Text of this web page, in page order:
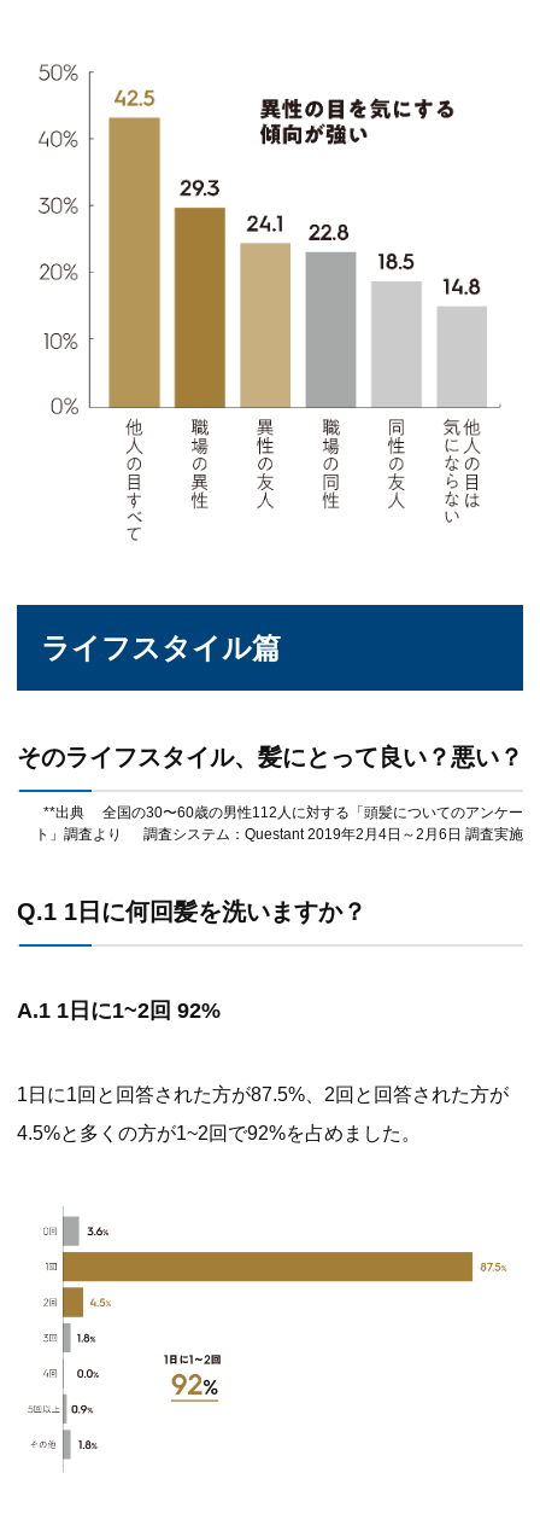
ライフスタイル篇
そのライフスタイル、髪にとって良い？悪い？
**出典 全国の30〜60歳の男性112人に対する「頭髪についてのアンケー
ト」調査より 調査システム：Questant 2019年2月4日～2月6日 調査実施
Q.1 1日に何回髪を洗いますか？
A.1 1日に1~2回 92%
1日に1回と回答された方が87.5%、2回と回答された方が
4.5%と多くの方が1~2回で92%を占めました。